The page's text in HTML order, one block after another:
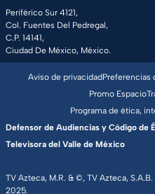
Periférico Sur 4121,
Col. Fuentes Del Pedregal,
C.P. 14141,
Ciudad De México, México.
TV Azteca, M.R. & ©, TV Azteca,
2025.
Aviso de privacidadPreferencias
Promo Espacio
Programa de ética,
Defensor de Audiencias y Código de
Televisora del Valle de México